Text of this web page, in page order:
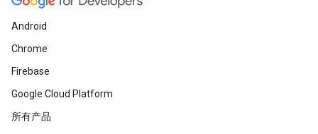
Android
Chrome
Firebase
Google Cloud Platform
所有产品